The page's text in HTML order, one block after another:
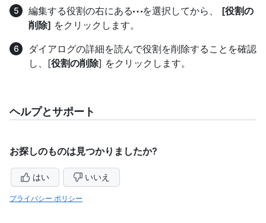
編集する役割の右にある
を選択してから、 [役割の
削除] をクリックします。
ダイアログの詳細を読んで役割を削除することを確認
し、[役割の削除] をクリックします。
ヘルプとサポート
お探しのものは見つかりましたか?
はい いいえ
プライバシー ポリシー